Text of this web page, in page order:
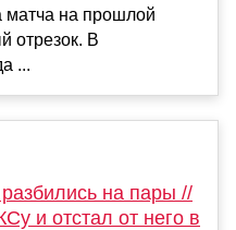
матча на прошлой
отрезок. В
...
на пары //
и отстал от него в